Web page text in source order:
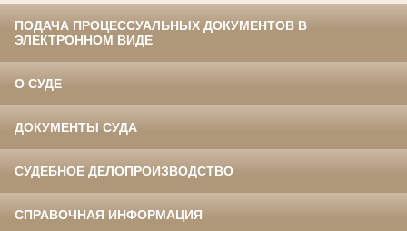
ПОДАЧА ПРОЦЕССУАЛЬНЫХ ДОКУМЕНТОВ В
ЭЛЕКТРОННОМ ВИДЕ
О СУДЕ
ДОКУМЕНТЫ СУДА
СУДЕБНОЕ ДЕЛОПРОИЗВОДСТВО
СПРАВОЧНАЯ ИНФОРМАЦИЯ